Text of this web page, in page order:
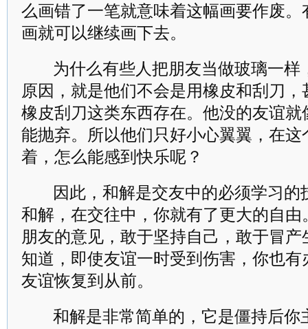
么画错了一笔就意味着这幅画要作废
画就可以继续画下去。
为什么有些人把朋友当做玻璃一样
原因，就是他们不会是用橡皮和刮刀
橡皮刮刀这类东西存在。他没的友谊
能抛弃。所以他们只好小心翼翼，在
着，怎么能感到快乐呢？
因此，和解是交友中的必须学习的
和解，在交往中，你就有了更大的自
朋友的意见，敢于坚持自己，敢于冒
知道，即使友谊一时受到伤害，你也
友谊恢复到从前。
和解是非常简单的，它是僵持后你